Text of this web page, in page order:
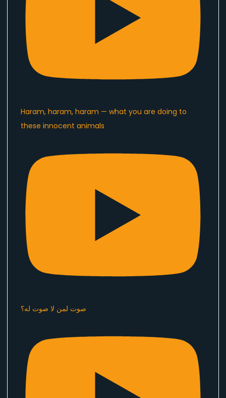
Haram, haram, haram — what you are doing to
these innocent animals
صوت لمن لا صوت له؟